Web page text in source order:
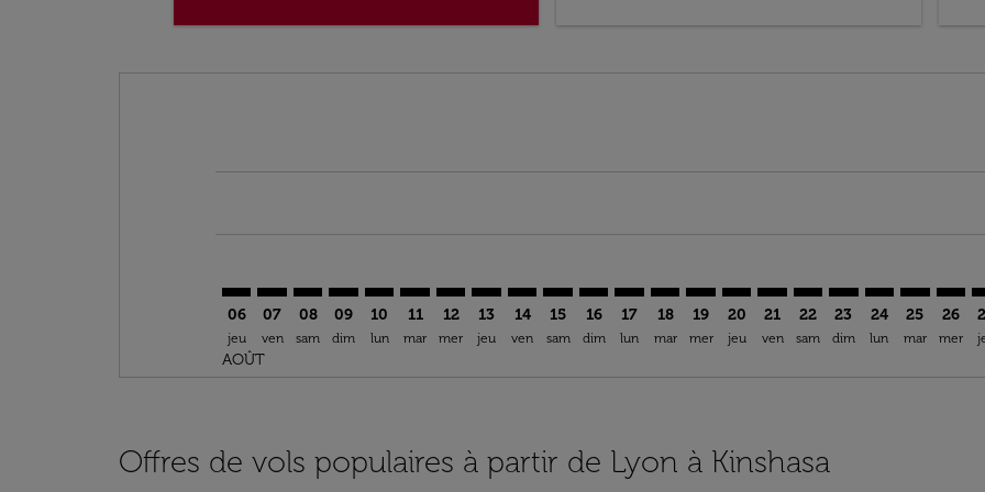
06
jeu
AOÛT
07
ven
08
sam
09
dim
10
lun
11
mar
12
mer
13
jeu
14
ven
15
sam
16
dim
17
lun
18
mar
19
mer
LYS–FIH: cmp-view-offers-
20
jeu
LYS–FIH: cmp-view-offers-
21
ven
LYS–FIH: cmp-view-
22
sam
LYS–FIH: cmp-
23
dim
LYS–FIH:
24
lun
25
mar
26
mer
Offres de vols populaires à partir de Lyon à Kinshasa